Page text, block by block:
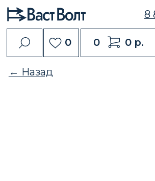
0
8 800 511-15-05
0 р.
0
← Назад